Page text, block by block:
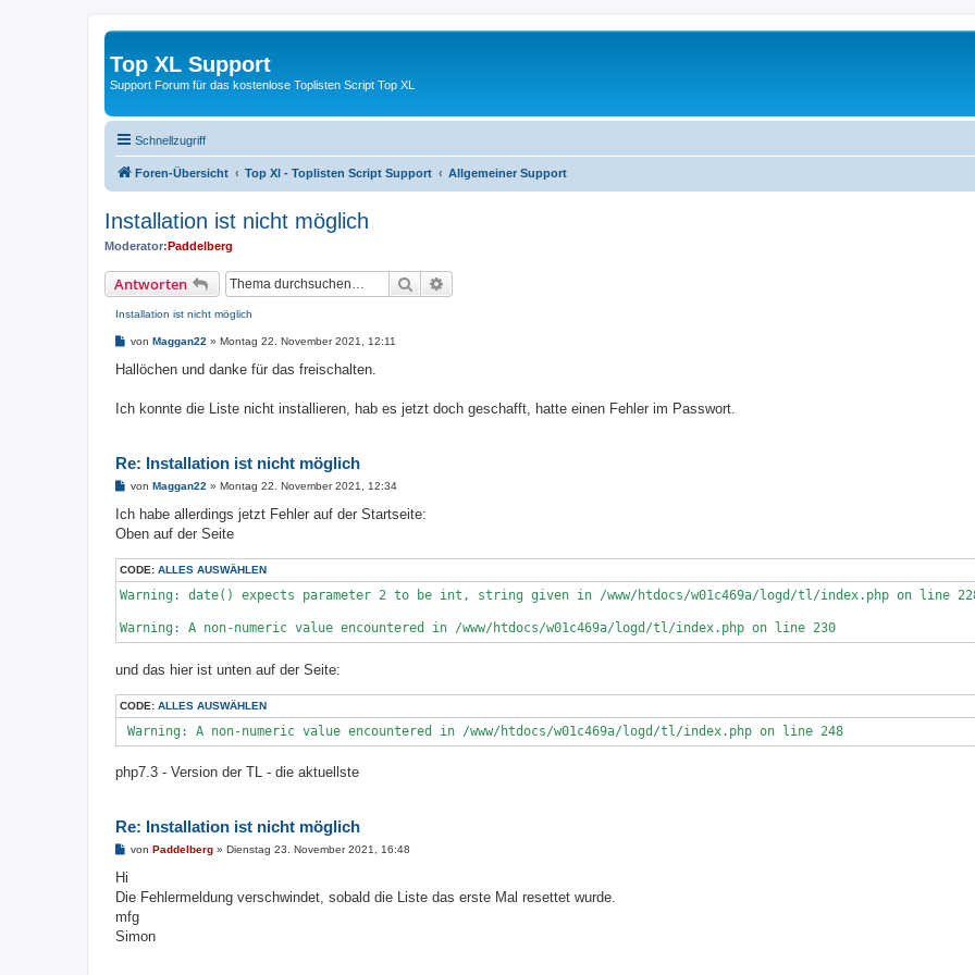
Top XL Support
Support Forum für das kostenlose Toplisten Script Top XL
Schnellzugriff
Foren-Übersicht Top Xl - Toplisten Script Support Allgemeiner Support
Installation ist nicht möglich
Moderator:Paddelberg
Antworten Suche
Installation ist nicht möglich
B
i
a
von Maggan22 » Montag 22. November 2021, 12:11
Hallöchen und danke für das freischalten.
Ich konnte die Liste nicht installieren, hab es jetzt doch geschafft, hatte einen Fehler im Passwort.
Re: Installation ist nicht möglich
B
r
g
von Maggan22 » Montag 22. November 2021, 12:34
Ich habe allerdings jetzt Fehler auf der Startseite:
Oben auf der Seite
CODE: ALLES AUSWÄHLEN
Warning: date() expects parameter 2 to be int, string given in /www/htdocs/w01c469a/logd/tl/index.php on line
Warning: A non-numeric value encountered in /www/htdocs/w01c469a/logd/tl/index.php on line 230
und das hier ist unten auf der Seite:
CODE: ALLES AUSWÄHLEN
Warning: A non-numeric value encountered in /www/htdocs/w01c469a/logd/tl/index.php on line 248
php7.3 - Version der TL - die aktuellste
Re: Installation ist nicht möglich
B
i
r
a
von Paddelberg » Dienstag 23. November 2021, 16:48
Hi
Die Fehlermeldung verschwindet, sobald die Liste das erste Mal resettet wurde.
mfg
Simon